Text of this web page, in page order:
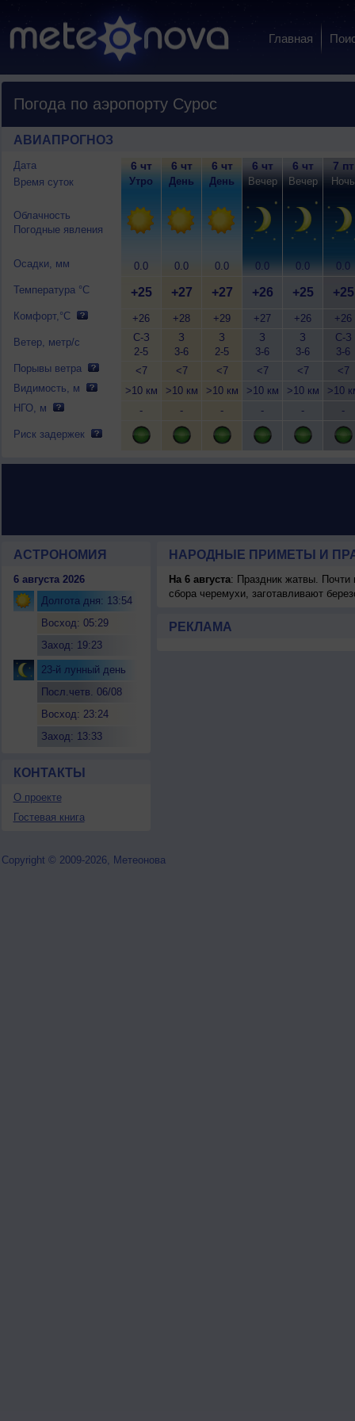
Главная
Погода по аэропорту Сурос
АВИАПРОГНОЗ
Дата
Время суток
Облачность
Погодные явления
Осадки, мм
Температура °C
Комфорт,°C
Ветер, метр/с
Порывы ветра
Видимость, м
НГО, м
Риск задержек
6 чт
Утро
0.0
+25
+26
С-З
2-5
<7
>10 км
-
6 чт
День
0.0
+27
+28
З
3-6
<7
>10 км
-
6 чт
День
0.0
+27
+29
З
2-5
<7
>10 км
-
6 чт
Вечер
0.0
+26
+27
З
3-6
<7
>10 км
-
6 чт
Вечер
0.0
+25
+26
З
3-6
<7
>10 км
-
7 пт
Ночь
0.0
+25
+26
С-З
3-6
<7
>10
-
АСТРОНОМИЯ
6 августа 2026
Долгота дня: 13:54
Восход: 05:29
Заход: 19:23
23-й лунный день
Посл.четв. 06/08
Восход: 23:24
Заход: 13:33
КОНТАКТЫ
О проекте
Гостевая книга
НАРОДНЫЕ ПРИМЕТЫ И
На 6 августа: Праздник жатвы. Почти
сбора черемухи, заготавливают
РЕКЛАМА
Copyright © 2009-2026, Метеонова